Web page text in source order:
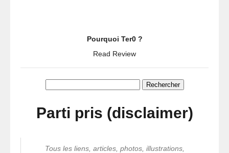
Pourquoi Ter0 ?
Read Review
Rechercher :
Parti pris (disclaimer)
Tous les liens, articles, photos, illustrations,